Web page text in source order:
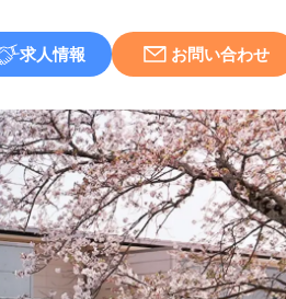
求人情報 お問い合わせ